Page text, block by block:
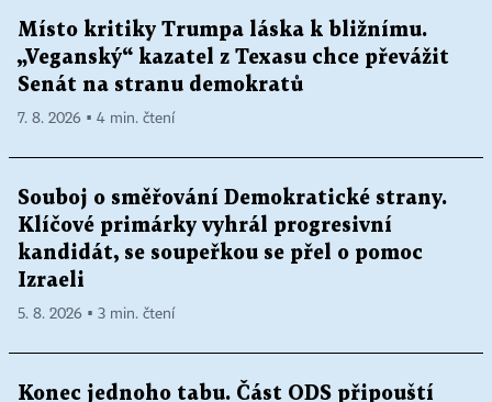
Místo kritiky Trumpa láska k bližnímu.
„Veganský“ kazatel z Texasu chce převážit
Senát na stranu demokratů
7. 8. 2026 ▪ 4 min. čtení
Souboj o směřování Demokratické strany.
Klíčové primárky vyhrál progresivní
kandidát, se soupeřkou se přel o pomoc
Izraeli
5. 8. 2026 ▪ 3 min. čtení
Konec jednoho tabu. Část ODS připouští